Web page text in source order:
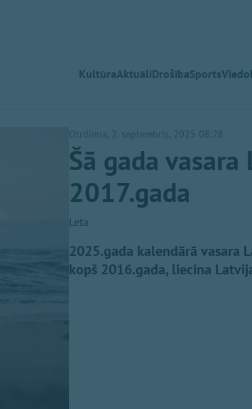
KultūraAktuāliDrošībaSports
Otrdiena, 2. septembris, 2025 08:28
Šā gada
2017.gada
Leta
2025.gada kalendārā vasara
kopš 2016.gada, liecina